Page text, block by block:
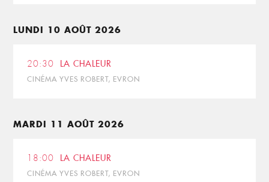
LUNDI 10 AOÛT 2026
20:30 LA CHALEUR
CINÉMA YVES ROBERT, EVRON
MARDI 11 AOÛT 2026
18:00 LA CHALEUR
CINÉMA YVES ROBERT, EVRON